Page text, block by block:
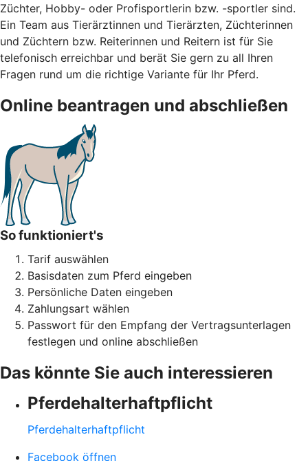
Züchter, Hobby- oder Profisportlerin bzw. -sportler sind.
Ein Team aus Tierärztinnen und Tierärzten, Züchterinnen
und Züchtern bzw. Reiterinnen und Reitern ist für Sie
telefonisch erreichbar und berät Sie gern zu all Ihren
Fragen rund um die richtige Variante für Ihr Pferd.
Online beantragen und abschließen
So funktioniert's
Tarif auswählen
Basisdaten zum Pferd eingeben
Persönliche Daten eingeben
Zahlungsart wählen
Passwort für den Empfang der Vertragsunterlagen
festlegen und online abschließen
Das könnte Sie auch interessieren
Pferdehalter­haftpflicht
Pferdehalter­haftpflicht
Facebook öffnen